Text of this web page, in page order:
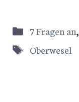
Kategorien
7 Fragen an,
Schlagwörter
Oberwesel